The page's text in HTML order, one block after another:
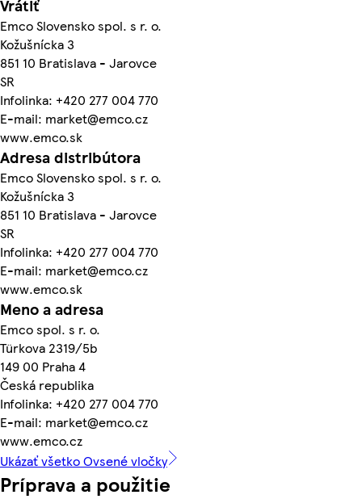
Vrátiť
Emco Slovensko spol. s r. o.
Kožušnícka 3
851 10 Bratislava - Jarovce
SR
Infolinka: +420 277 004 770
E-mail: market@emco.cz
www.emco.sk
Adresa distribútora
Emco Slovensko spol. s r. o.
Kožušnícka 3
851 10 Bratislava - Jarovce
SR
Infolinka: +420 277 004 770
E-mail: market@emco.cz
www.emco.sk
Meno a adresa
Emco spol. s r. o.
Türkova 2319/5b
149 00 Praha 4
Česká republika
Infolinka: +420 277 004 770
E-mail: market@emco.cz
www.emco.cz
Ukázať všetko Ovsené vločky
Príprava a použitie